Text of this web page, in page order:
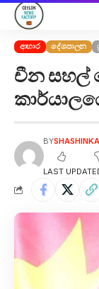
ආහාර දේශපාලන
චීන සහල්
LAST
BY